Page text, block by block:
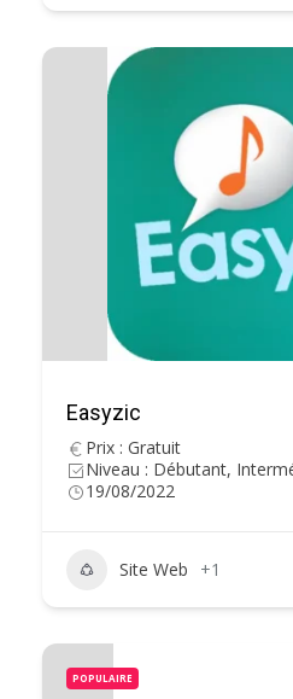
Easyzic
Prix : Gratuit
Niveau : Débutant,
19/08/2022
Site Web +1
POPULAIRE